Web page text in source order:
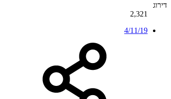
דירוג
2,321
4/11/19